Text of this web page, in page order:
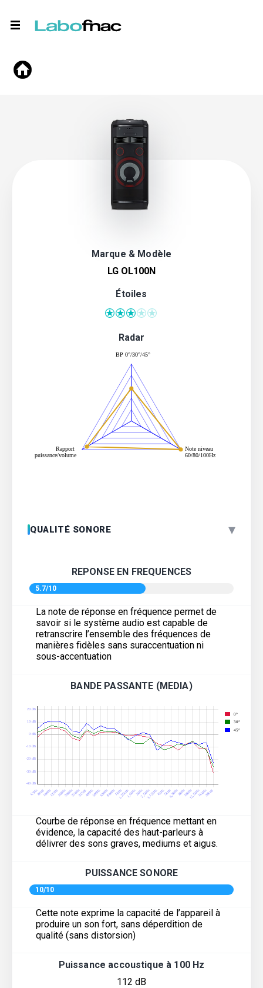
Marque & Modèle
LG OL100N
Étoiles
Radar
QUALITÉ SONORE ▾
REPONSE EN FREQUENCES
5.7/10
La note de réponse en fréquence permet de
savoir si le système audio est capable de
retranscrire l’ensemble des fréquences de
manières fidèles sans suraccentuation ni
sous-accentuation
BANDE PASSANTE (MEDIA)
Courbe de réponse en fréquence mettant en
évidence, la capacité des haut-parleurs à
délivrer des sons graves, mediums et aigus.
PUISSANCE SONORE
10/10
Cette note exprime la capacité de l’appareil à
produire un son fort, sans déperdition de
qualité (sans distorsion)
Puissance accoustique à 100 Hz
112 dB